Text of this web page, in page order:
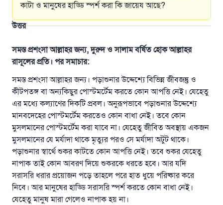
কাটা ও মানুষের হাড্ডি স্পর্শ করা কি জায়েয আছে?
উত্তর
সমস্ত প্রশংসা আল্লাহর জন্য, দুরুদ ও সালাম বর্ষিত হোক আল্লাহর
রাসূলের প্রতি। পর সমাচার:
সমস্ত প্রশংসা আল্লাহর জন্য। পড়াশুনার উদ্দেশ্যে বিভিন্ন জীবজন্তু ও
কীটপতঙ্গ বা অন্যকিছুর পোস্টমর্টেম করতে কোন আপত্তি নেই। যেহেতু
এর মধ্যে কল্যাণের দিকটি প্রবল। অনুরূপভাবে পড়াশুনার উদ্দেশ্যে
মানবদেহের পোস্টমর্টেম করতেও কোন বাধা নেই। তবে কোন
মুসলমানের পোস্টমর্টেম করা যাবে না। যেহেতু জীবিত অবস্থায় একজন
মুসলমানের যে মর্যাদা থাকে মৃত্যুর পরও সে মর্যাদা অটুট থাকে।
পড়াশুনার স্বার্থে শুকর কাটতে কোন আপত্তি নেই। তবে শুকর যেহেতু
নাপাক তাই কোন আবরণ দিয়ে শুকরকে ধরতে হবে। আর যদি
সরাসরি ধরার প্রয়োজন পড়ে তাহলে পরে হাত ধুয়ে পরিষ্কার করে
নিবে। আর মানুষের হাড্ডি সরাসরি স্পর্শ করতে কোন বাধা নেই।
যেহেতু মানুষ মারা গেলেও নাপাক হয় না।
উত্তর নম্বর ১১০৮৪৫ একটি বিবাহ রক্ষা
করেছিল।
উম্মাহকে উত্তর দিতে আমাদেরকে সহযোগিতা করুন
রাসূল সাল্লাল্লাহু আলাইহি ওয়া সাল্লাম বলেছেন
যে ব্যক্তি সৎ কর্মের পথ দেখাবে সে সৎকর্মকারীর সমান
সওয়াব পাবে